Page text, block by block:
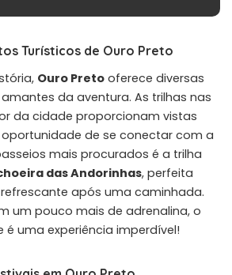
Turísticos de Ouro Preto
Ouro Preto oferece diversas
da aventura. As trilhas nas
da cidade proporcionam vistas
de se conectar com a
mais procurados é a trilha
das Andorinhas, perfeita
após uma caminhada.
um pouco mais de adrenalina, o
é uma experiência imperdível!